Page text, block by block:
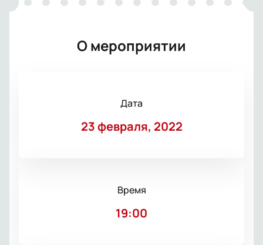
О мероприятии
Дата
23 февраля, 2022
Время
19:00